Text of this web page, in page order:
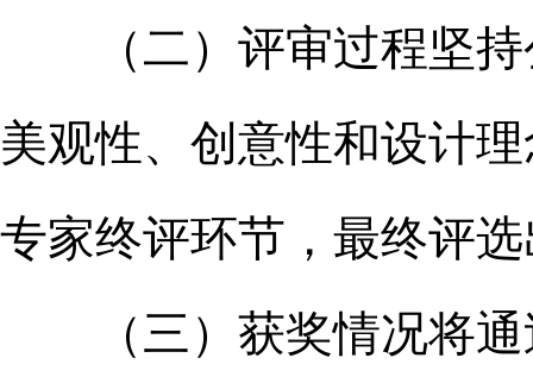
（二）评审过程坚持
美观性、创意性和设计
专家终评环节，最终评
（三）获奖情况将通